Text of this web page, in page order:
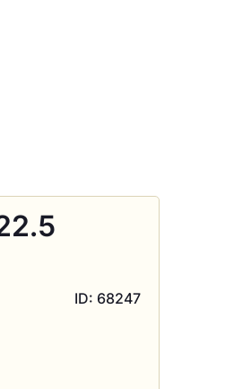
ID: 68247